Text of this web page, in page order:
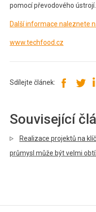
pomocí převodového ústrojí.
Další informace naleznete
www.techfood.cz
Sdílejte článek:
Související
Realizace projektů na
průmysl může být velmi